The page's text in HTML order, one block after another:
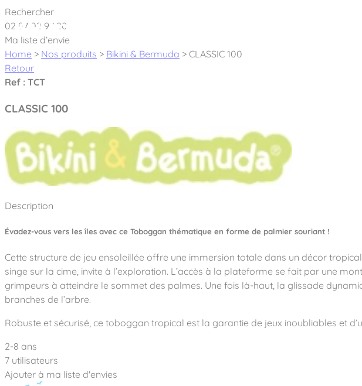
Cookies management panel
Créateur et fabricant d’aires de jeux & équipements sportifs
Nos dernières actualités
À propos
Nos Garanties
Notre entreprise
Notre équipe
Nous rejoindre
Aires de jeux Bikini & Bermuda®
Tous nos jeux
Jeux recyclés
Nos univers
Sport & Fitness Sport&Co®
Agrès fitness
Parcours de santé
Stadium Arena
Street workout
Surfpark
Équipements sportifs
Mobilier & accessoires
Mobilier urbain
Accessoires ludiques
Nos clients
Établissements scolaires
Architectes, Paysagistes-concepteurs
Camping et résidences de vacances
Notre expertise
Des aires intergénérationnelles de convivialité
Des aires de jeux pour tous les enfants
L’éco-conception de nos jeux
Réalisations
Contact
Rechercher
02 97 02 97 20
Ma liste d’envie
Home > Nos produits > Bikini & Bermuda > CLASSIC 100
Retour
Ref : TCT
CLASSIC 100
Description
Évadez-vous vers les îles avec ce Toboggan thématique en forme de palmier souriant !
Cette structure de jeu ensoleillée offre une immersion totale dans un décor
singe sur la cime, invite à l’exploration. L’accès à la plateforme se fait par une
grimpeurs à atteindre le sommet des palmes. Une fois là-haut, la glissade
branches de l’arbre.
Robuste et sécurisé, ce toboggan tropical est la garantie de jeux inoubliables et
2-8 ans
7 utilisateurs
Ajouter à ma liste d'envies